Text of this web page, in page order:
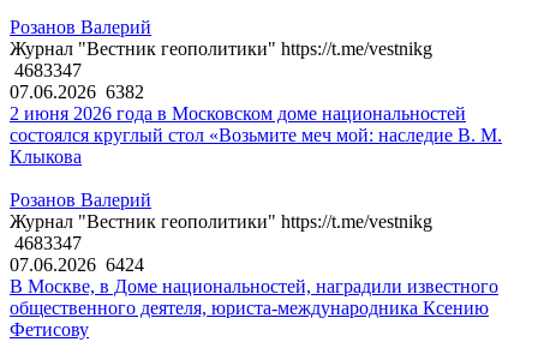
Розанов Валерий
Журнал "Вестник геополитики" https://t.me/vestnikg
4683347
07.06.2026 6382
2 июня 2026 года в Московском доме национальностей
состоялся круглый стол «Возьмите меч мой: наследие В. М.
Клыкова
Розанов Валерий
Журнал "Вестник геополитики" https://t.me/vestnikg
4683347
07.06.2026 6424
В Москве, в Доме национальностей, наградили известного
общественного деятеля, юриста-международника Ксению
Фетисову